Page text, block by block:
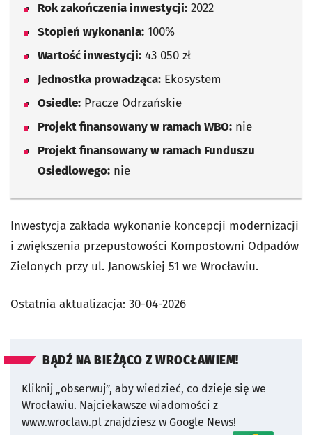
Rok zakończenia inwestycji: 2022
Stopień wykonania: 100%
Wartość inwestycji: 43 050 zł
Jednostka prowadząca: Ekosystem
Osiedle: Pracze Odrzańskie
Projekt finansowany w ramach WBO: nie
Projekt finansowany w ramach Funduszu
Osiedlowego: nie
Inwestycja zakłada wykonanie koncepcji modernizacji
i zwiększenia przepustowości Kompostowni Odpadów
Zielonych przy ul. Janowskiej 51 we Wrocławiu.
Ostatnia aktualizacja: 30-04-2026
BĄDŹ NA BIEŻĄCO Z WROCŁAWIEM!
Kliknij „obserwuj”, aby wiedzieć, co dzieje się we
Wrocławiu. Najciekawsze wiadomości z
www.wroclaw.pl znajdziesz w Google News!